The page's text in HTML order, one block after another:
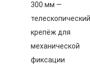
300 мм —
телескопический
крепёж для
механической
фиксации